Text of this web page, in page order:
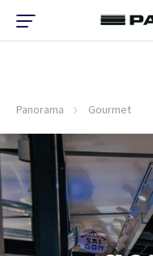
Panorama Gourmet